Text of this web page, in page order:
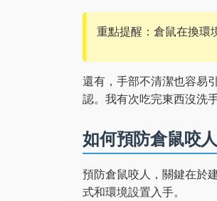
重點提醒：倉鼠在換環
還有，手部不清潔也容易
認。我有次吃完東西沒洗
如何預防倉鼠咬
預防倉鼠咬人，關鍵在於
式和環境設置入手。